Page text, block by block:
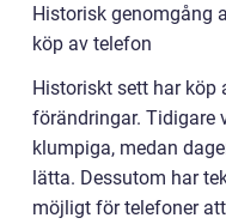
Historisk genomgång
köp av telefon
Historiskt sett har köp
förändringar. Tidigare
klumpiga, medan
lätta. Dessutom har
möjligt för telefoner